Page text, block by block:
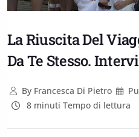
La Riuscita Del
Da Te Stesso.
ByFrancesca Di Pietro
8 minuti Tempo di lettura